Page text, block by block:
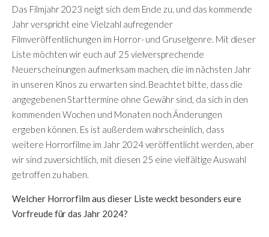
Das Filmjahr 2023 neigt sich dem Ende zu, und das kommende
Jahr verspricht eine Vielzahl aufregender
Filmveröffentlichungen im Horror- und Gruselgenre. Mit dieser
Liste möchten wir euch auf 25 vielversprechende
Neuerscheinungen aufmerksam machen, die im nächsten Jahr
in unseren Kinos zu erwarten sind. Beachtet bitte, dass die
angegebenen Starttermine ohne Gewähr sind, da sich in den
kommenden Wochen und Monaten noch Änderungen
ergeben können. Es ist außerdem wahrscheinlich, dass
weitere Horrorfilme im Jahr 2024 veröffentlicht werden, aber
wir sind zuversichtlich, mit diesen 25 eine vielfältige Auswahl
getroffen zu haben.
Welcher Horrorfilm aus dieser Liste weckt besonders eure
Vorfreude für das Jahr 2024?